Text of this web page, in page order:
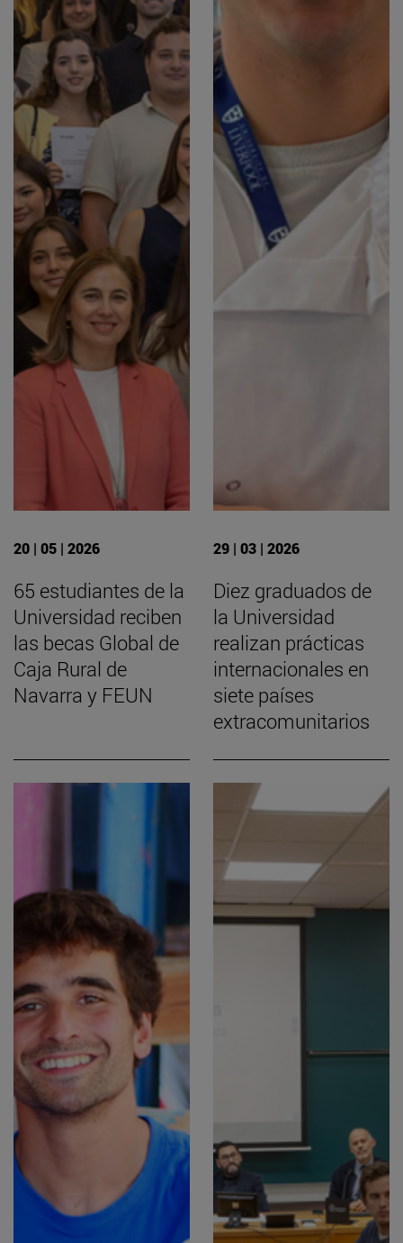
20 | 05 | 2026
65 estudiantes de la
Universidad reciben
las becas Global de
Caja Rural de
Navarra y FEUN
29 | 03 | 2026
Diez graduados de
la Universidad
realizan prácticas
internacionales en
siete países
extracomunitarios